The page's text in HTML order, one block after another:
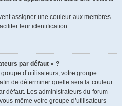
assigner une couleur aux membres
leur identification.
par défaut » ?
d’utilisateurs, votre groupe
de déterminer quelle sera la couleur
défaut. Les administrateurs du forum
même votre groupe d’utilisateurs